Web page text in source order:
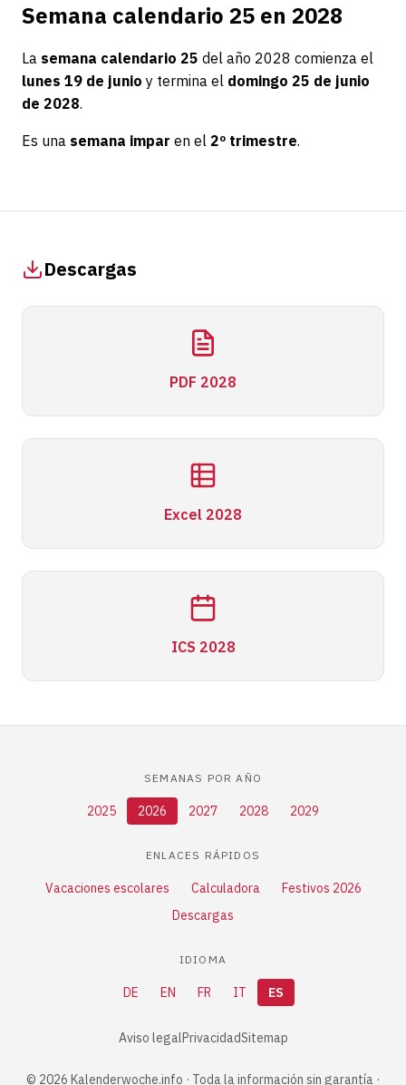
Semana calendario 25 en 2028
La semana calendario 25 del año 2028 comienza el
lunes 19 de junio y termina el domingo 25 de junio
de 2028.
Es una semana impar en el 2º trimestre.
Descargas
PDF 2028
Excel 2028
ICS 2028
SEMANAS POR AÑO
2025 2026 2027 2028 2029
ENLACES RÁPIDOS
Vacaciones escolares Calculadora
Festivos 2026
Descargas
IDIOMA
DE EN FR IT ES
Aviso legalPrivacidadSitemap
© 2026 Kalenderwoche.info · Toda la información sin garantía ·